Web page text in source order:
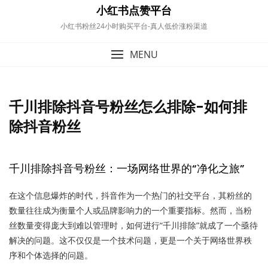
小红书点赞平台
小红书粉丝24小时购买平台-真人低价涨粉渠道
MENU
千川排除抖音号粉丝怎么排除-如何排
除抖音粉丝
千川排除抖音号粉丝：一场网络世界的“净化之旅”
在这个信息爆炸的时代，抖音作为一个热门的社交平台，其粉丝的
数量往往成为衡量个人或品牌影响力的一个重要指标。然而，当粉
丝数量变得庞大到难以管理时，如何进行“千川排除”就成了一个亟待
解决的问题。这不仅仅是一个技术问题，更是一个关于网络世界秩
序和个体选择的问题。